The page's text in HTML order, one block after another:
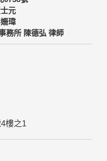
元
瑋
務所 陳德弘 律師
樓之1